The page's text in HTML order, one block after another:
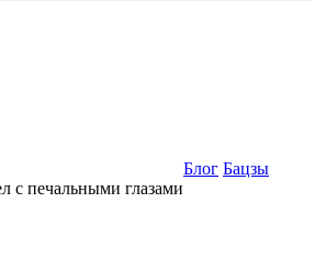
Блог Бацзы
с печальными глазами